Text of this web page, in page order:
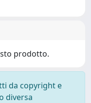
prodotto.
da copyright e
diversa